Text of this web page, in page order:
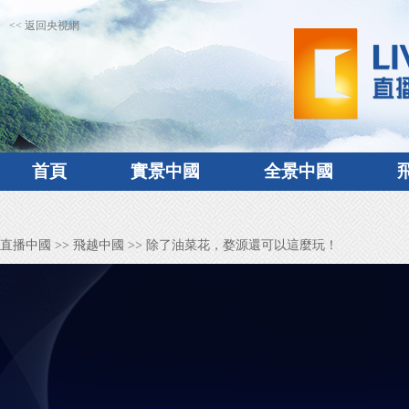
<< 返回央視網
首頁 實景中國 全景中國
直播中國 >> 飛越中國 >> 除了油菜花，婺源還可以這麼玩！